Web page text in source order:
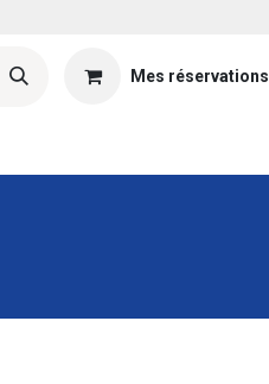
Mes réservations